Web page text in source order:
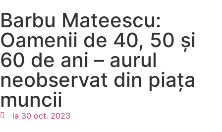
Barbu Mateescu:
Oamenii de 40, 50 și
60 de ani – aurul
neobservat din piața
muncii
la 30 oct. 2023